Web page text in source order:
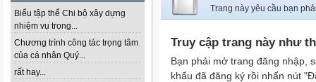
Biểu tập thể Chi bộ xây dựng
nhiệm vụ trọng...
Chương trình công tác trọng tâm
của cá nhân Quý...
rất hay...
Trang này yêu cầu bạn
Truy cập trang này như
Bạn phải mở trang đăng nhập,
khẩu đã đăng ký rồi nhấn nút